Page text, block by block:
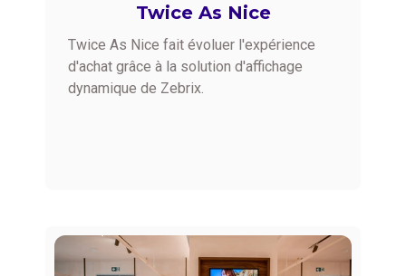
Twice As Nice
Twice As Nice fait évoluer l'expérience
d'achat grâce à la solution d'affichage
dynamique de Zebrix.